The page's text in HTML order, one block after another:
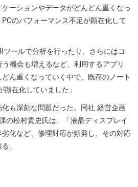
ーションやデータがどんどん重くなっ
のパフォーマンス不足が顕在化して
ツールで分析を行ったり、さらにはコ
機会も増えるなど、利用するアプリ
ん重くなっていく中で、既存のノート
在化していました」
も深刻な問題だった。同社 経営企画
の松村貴史氏は、「液晶ディスプレイ
化など、修理対応が頻発し、その対応
。